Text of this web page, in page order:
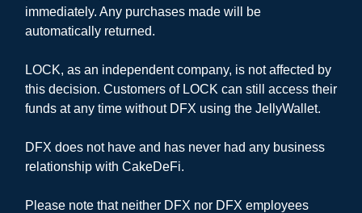
immediately. Any purchases made will be
automatically returned.
LOCK, as an independent company, is not affected by
this decision. Customers of LOCK can still access their
funds at any time without DFX using the JellyWallet.
DFX does not have and has never had any business
relationship with CakeDeFi.
Please note that neither DFX nor DFX employees